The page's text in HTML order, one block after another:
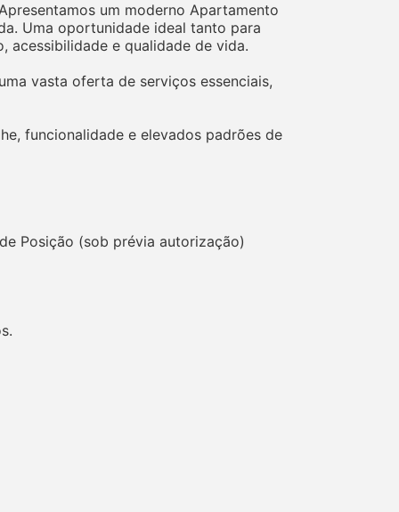
um moderno Apartamento
Uma oportunidade ideal tanto para
acessibilidade e qualidade de vida.
vasta oferta de serviços essenciais,
funcionalidade e elevados padrões de
Posição (sob prévia autorização)